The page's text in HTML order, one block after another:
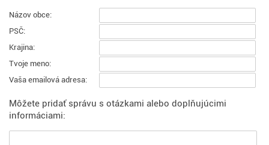
Názov obce:
PSČ:
Krajina:
Tvoje meno:
Vaša emailová adresa:
Môžete pridať správu s otázkami alebo doplňujúcimi
informáciami: